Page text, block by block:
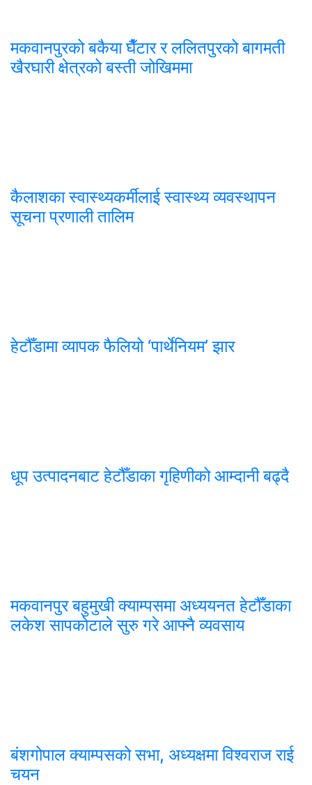
मकवानपुरको बकैया घैँटार र ललितपुरको बागमती
खैरघारी क्षेत्रको बस्ती जोखिममा
कैलाशका स्वास्थ्यकर्मीलाई स्वास्थ्य व्यवस्थापन
सूचना प्रणाली तालिम
हेटौँडामा व्यापक फैलियो ‘पार्थेनियम’ झार
धूप उत्पादनबाट हेटौँडाका गृहिणीको आम्दानी बढ्दै
मकवानपुर बहुमुखी क्याम्पसमा अध्ययनत हेटौँडाका
लकेश सापकोटाले सुरु गरे आफ्नै व्यवसाय
बंशगोपाल क्याम्पसको सभा, अध्यक्षमा विश्वराज राई
चयन